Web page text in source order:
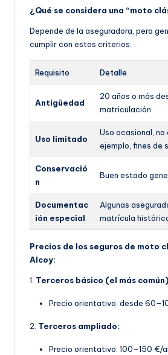
¿Qué se considera una “moto
Depende de la aseguradora, pero
cumplir con estos criterios:
Requisito Detalle
Antigüedad
20 años o más
matriculación
Uso limitado
Uso ocasional,
ejemplo, fines de
Conservació
n
Buen estado
Documentac
ión especial
Algunas
matrícula
Precios de los seguros de moto
Alcoy:
1. Terceros básico (el más
Precio orientativo: desde
2. Terceros ampliado:
Precio orientativo: 100–150 €/